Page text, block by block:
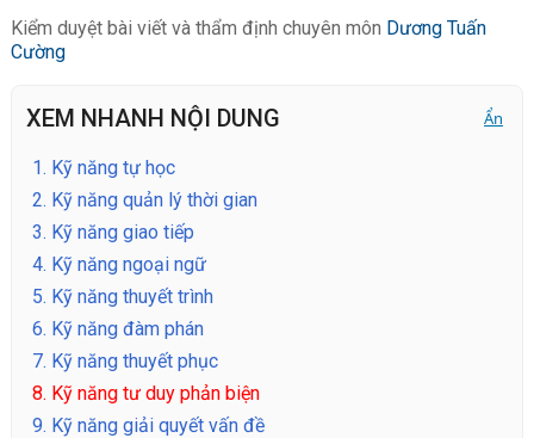
Kiểm duyệt bài viết và thẩm định chuyên môn Dương Tuấn
Cường
XEM NHANH NỘI DUNG Ẩn
1. Kỹ năng tự học
2. Kỹ năng quản lý thời gian
3. Kỹ năng giao tiếp
4. Kỹ năng ngoại ngữ
5. Kỹ năng thuyết trình
6. Kỹ năng đàm phán
7. Kỹ năng thuyết phục
8. Kỹ năng tư duy phản biện
9. Kỹ năng giải quyết vấn đề